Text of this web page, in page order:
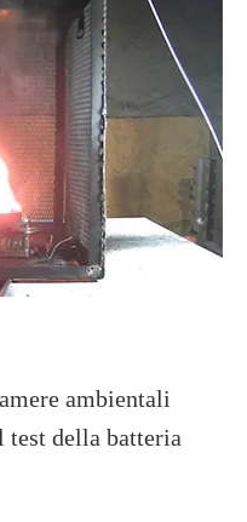
ambientali
della batteria